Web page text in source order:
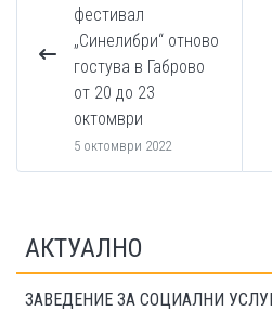
фестивал
„Синелибри“ отново
гостува в Габрово
от 20 до 23
октомври
5 октомври 2022
АКТУАЛНО
ЗАВЕДЕНИЕ ЗА СОЦИАЛНИ